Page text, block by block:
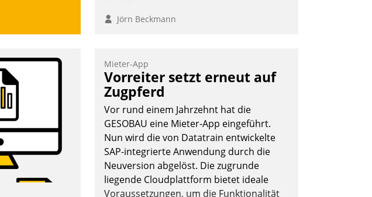
Jörn Beckmann
Mieter-App
Vorreiter setzt erneut auf
Zugpferd
Vor rund einem Jahrzehnt hat die
GESOBAU eine Mieter-App eingeführt.
Nun wird die von Datatrain entwickelte
SAP-integrierte Anwendung durch die
Neuversion abgelöst. Die zugrunde
liegende Cloudplattform bietet ideale
Voraussetzungen, um die Funktionalität